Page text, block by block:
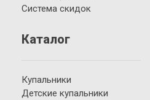
Система скидок
Каталог
Купальники
Детские купальники